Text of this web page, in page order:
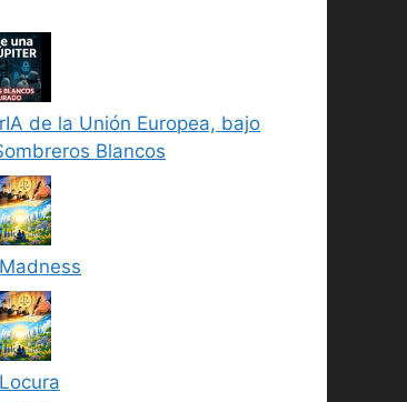
de la Unión Europea, bajo
Blancos